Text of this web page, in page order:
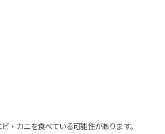
カニを食べている可能性があります。